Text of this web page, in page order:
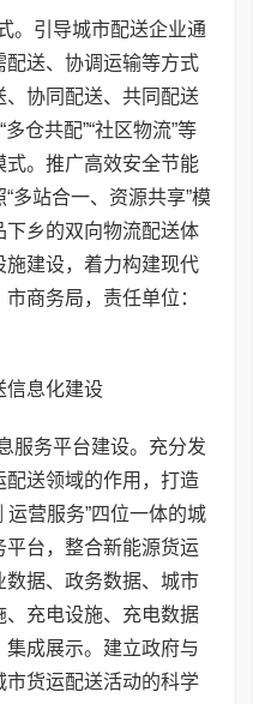
。引导城市配送企业通
送、协调运输等方式
协同配送、共同配送
仓共配”“社区物流”等
。推广高效安全节能
多站合一、资源共享”模
乡的双向物流配送体
施建设，着力构建现代
商务局，责任单位：
信息化建设
服务平台建设。充分发
送领域的作用，打造
运营服务”四位一体的城
台，整合新能源货运
数据、政务数据、城市
、充电设施、充电数据
成展示。建立政府与
货运配送活动的科学